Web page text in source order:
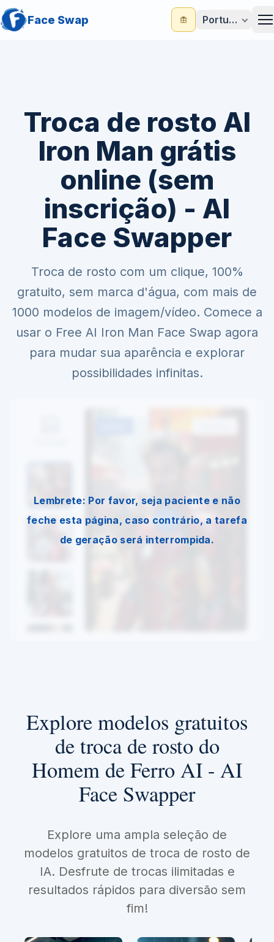
Face Swap Português
Troca de rosto AI
Iron Man grátis
online (sem
inscrição) - AI
Face Swapper
Troca de rosto com um clique, 100%
gratuito, sem marca d'água, com mais de
1000 modelos de imagem/vídeo. Comece a
usar o Free AI Iron Man Face Swap agora
para mudar sua aparência e explorar
possibilidades infinitas.
Lembrete: Por favor, seja paciente e não
feche esta página, caso contrário, a tarefa
de geração será interrompida.
Explore modelos gratuitos
de troca de rosto do
Homem de Ferro AI - AI
Face Swapper
Explore uma ampla seleção de
modelos gratuitos de troca de rosto de
IA. Desfrute de trocas ilimitadas e
resultados rápidos para diversão sem
fim!